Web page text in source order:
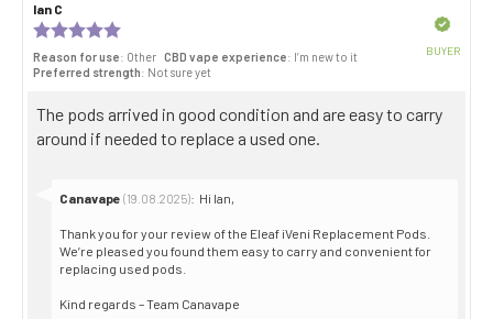
stars
Review
author:
Ian C
date:
5.0
out
5
stars
Reason for use: Other CBD vape experience: I’m new to it
Preferred strength: Not sure yet
BUYER
Review
text:
The pods arrived in good condition and are easy to carry
around if needed to replace a used one.
Reply
Canavape (19.08.2025): Hi Ian,
Thank you for your review of the Eleaf iVeni Replacement Pods.
We’re pleased you found them easy to carry and convenient for
replacing used pods.
Kind regards – Team Canavape